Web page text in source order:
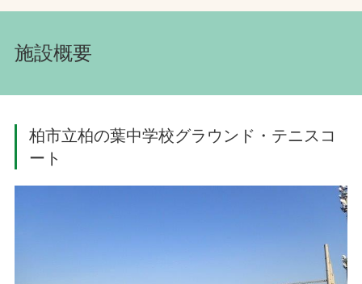
施設概要
柏市立柏の葉中学校グラウンド・テニスコ
ート